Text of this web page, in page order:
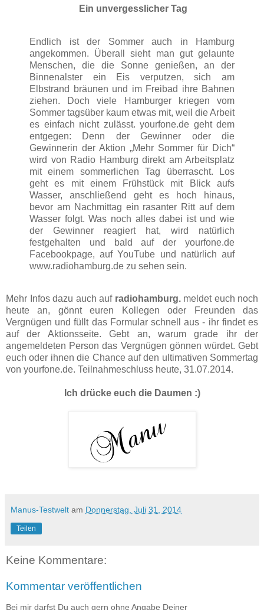
Ein unvergesslicher Tag
Endlich ist der Sommer auch in Hamburg
angekommen. Überall sieht man gut gelaunte
Menschen, die die Sonne genießen, an der
Binnenalster ein Eis verputzen, sich am
Elbstrand bräunen und im Freibad ihre Bahnen
ziehen. Doch viele Hamburger kriegen vom
Sommer tagsüber kaum etwas mit, weil die Arbeit
es einfach nicht zulässt. yourfone.de geht dem
entgegen: Denn der Gewinner oder die
Gewinnerin der Aktion „Mehr Sommer für Dich“
wird von Radio Hamburg direkt am Arbeitsplatz
mit einem sommerlichen Tag überrascht. Los
geht es mit einem Frühstück mit Blick aufs
Wasser, anschließend geht es hoch hinaus,
bevor am Nachmittag ein rasanter Ritt auf dem
Wasser folgt. Was noch alles dabei ist und wie
der Gewinner reagiert hat, wird natürlich
festgehalten und bald auf der yourfone.de
Facebookpage, auf YouTube und natürlich auf
www.radiohamburg.de zu sehen sein.
Mehr Infos dazu auch auf radiohamburg.meldet euch noch
heute an, gönnt euren Kollegen oder Freunden das
Vergnügen und füllt das Formular schnell aus - ihr findet es
auf der Aktionsseite. Gebt an, warum grade ihr der
angemeldeten Person das Vergnügen gönnen würdet. Gebt
euch oder ihnen die Chance auf den ultimativen Sommertag
von yourfone.de. Teilnahmeschluss heute, 31.07.2014.
Ich drücke euch die Daumen :)
Manus-Testwelt am Donnerstag, Juli 31, 2014
Teilen
Keine Kommentare:
Kommentar veröffentlichen
Bei mir darfst Du auch gern ohne Angabe Deiner